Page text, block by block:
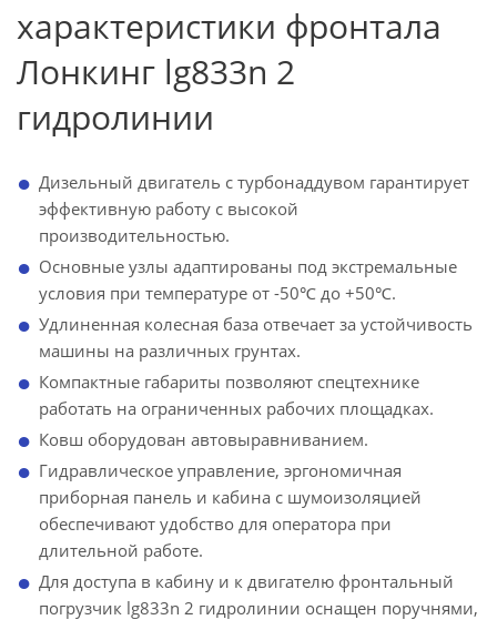
характеристики фронтала
Лонкинг lg833n 2
гидролинии
Дизельный двигатель с турбонаддувом гарантирует
эффективную работу с высокой
производительностью.
Основные узлы адаптированы под экстремальные
условия при температуре от -50℃ до +50℃.
Удлиненная колесная база отвечает за устойчивость
машины на различных грунтах.
Компактные габариты позволяют спецтехнике
работать на ограниченных рабочих площадках.
Ковш оборудован автовыравниванием.
Гидравлическое управление, эргономичная
приборная панель и кабина с шумоизоляцией
обеспечивают удобство для оператора при
длительной работе.
Для доступа в кабину и к двигателю фронтальный
погрузчик lg833n 2 гидролинии оснащен поручнями,